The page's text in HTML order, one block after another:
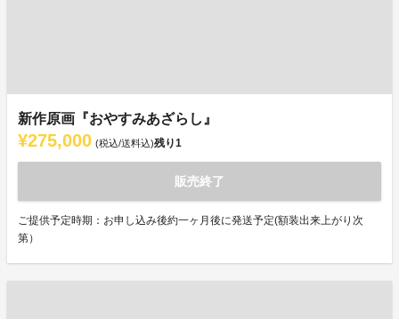
新作原画『おやすみあざらし』
¥275,000 (税込/送料込)残り1
販売終了
ご提供予定時期：お申し込み後約一ヶ月後に発送予定(額装出来上がり次
第）